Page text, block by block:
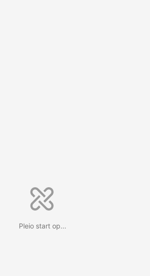
Pleio start op...